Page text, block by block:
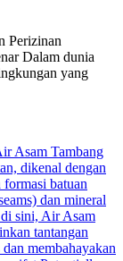
Perizinan
Dalam dunia
yang